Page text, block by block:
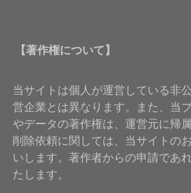
【著作権について】
当サイトは個人が運営している非
営企業とは異なります。また、当
やデータの著作権は、運営元に帰
削除依頼に関しては、当サイトの
いします。著作者からの申請であ
たします。